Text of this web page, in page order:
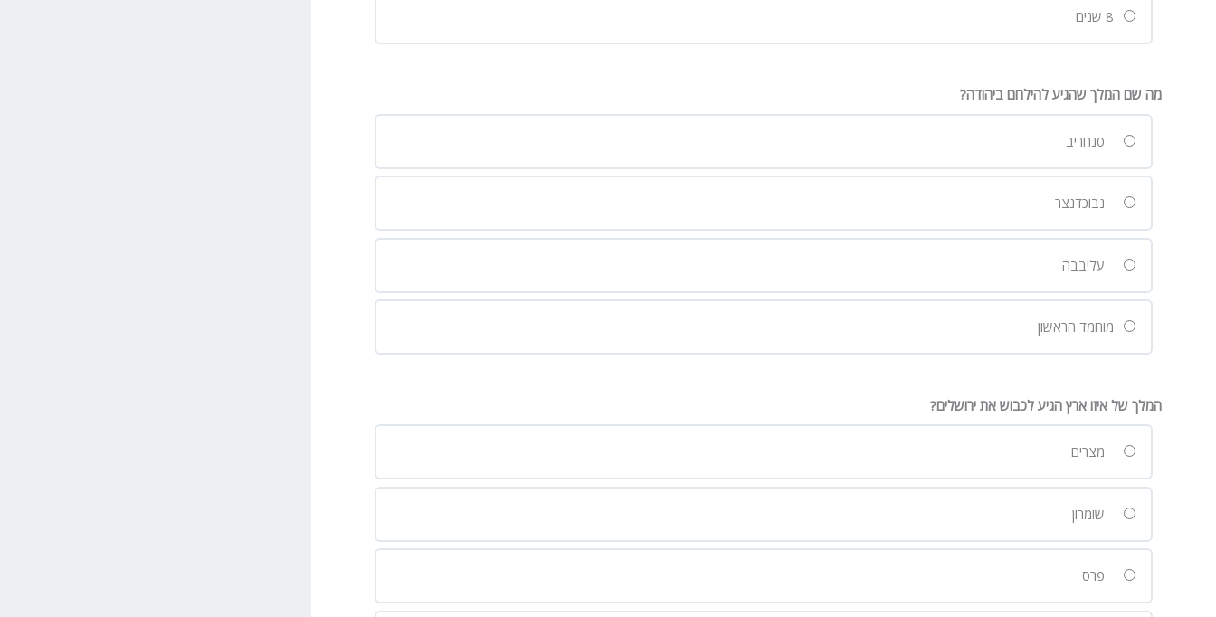
מה שם המלך שהגיע להילחם ביהודה?
סנחריב
נבוכדנצר
עליבבה
מוחמד הראשון
המלך של איזו ארץ הגיע לכבוש את ירושלים?
מצרים
שומרון
פרס